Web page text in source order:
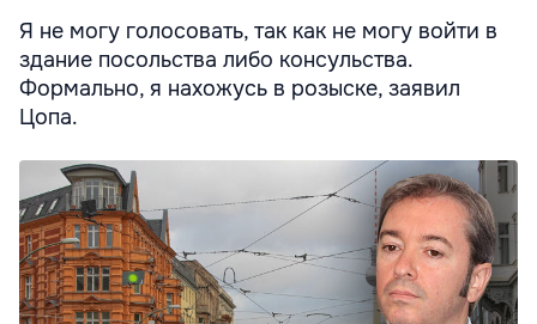
Я не могу голосовать, так как не могу войти в
здание посольства либо консульства.
Формально, я нахожусь в розыске, заявил
Цопа.